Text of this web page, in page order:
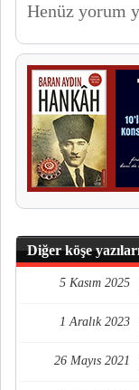
Henüz yorum
Diğer köşe
5 Kasım 2025
1 Aralık 2023
26 Mayıs 2021